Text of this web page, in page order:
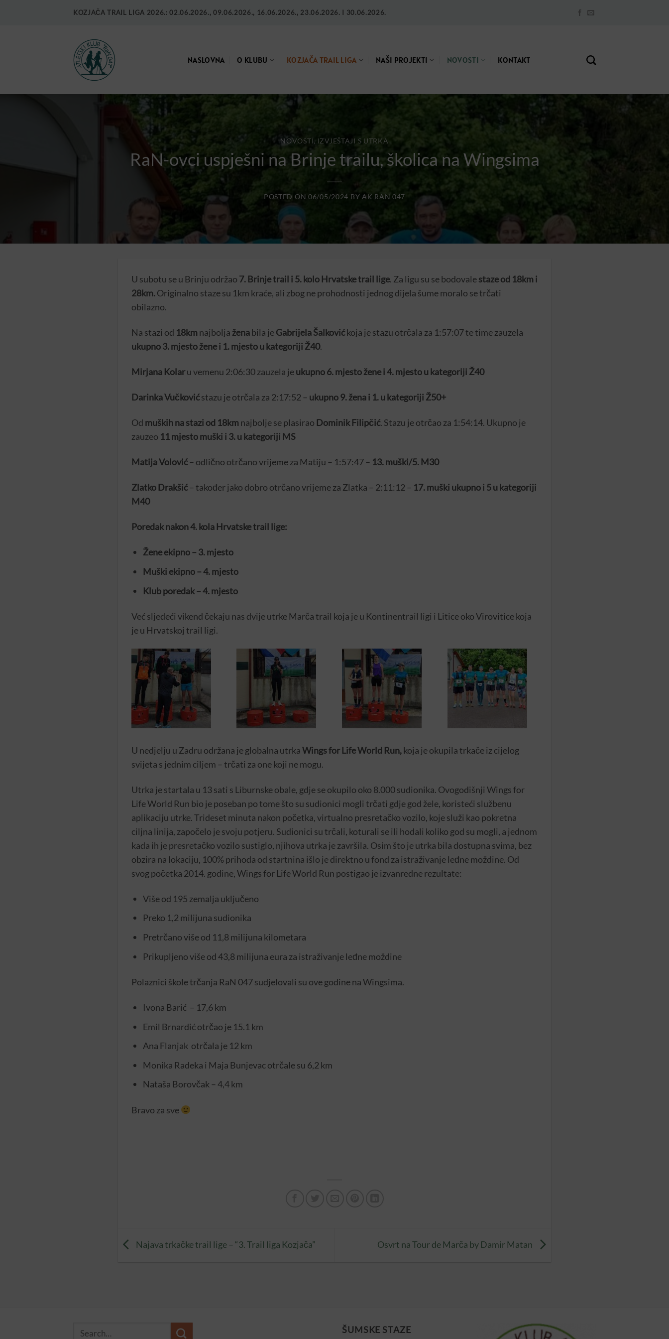
KOZJAČA TRAIL LIGA 2026.: 02.06.2026., 09.06.2026., 16.06.2026., 23.06.2026. I 30.06.2026.
NASLOVNA O KLUBU KOZJAČA TRAIL LIGA NAŠI PROJEKTI NOVOSTI KONTAKT
NOVOSTI, IZVJEŠTAJI S UTRKA
RaN-ovci uspješni na Brinje trailu, školica na Wingsima
POSTED ON 06/05/2024 BYAK RAN 047
U subotu se u Brinju održao 7. Brinje trail i 5. kolo Hrvatske trail lige. Za ligu su se bodovalestaze od 18km i
28km.Originalno staze su 1km kraće, ali zbog ne prohodnosti jednog dijela šume moralo se trčati
obilazno.
Na stazi od 18km najbolja ženabila jeGabrijela Šalkovićkoja je stazu otrčala za 1:57:07 te time zauzela
ukupno 3. mjesto žene i 1. mjesto u kategoriji Ž40.
Mirjana Kolaru vemenu 2:06:30 zauzela jeukupno 6. mjesto žene i 4. mjesto u kategoriji Ž40
Darinka Vučkovićstazu je otrčala za 2:17:52 – ukupno 9. žena i 1. u kategoriji Ž50+
Od muških na stazi od 18km najbolje se plasirao Dominik Filipčić. Stazu je otrčao za 1:54:14. Ukupno je
zauzeo 11 mjesto muški i 3. u kategoriji MS
Matija Volović– odlično otrčano vrijeme za Matiju – 1:57:47 – 13. muški/5. M30
Zlatko Drakšić– također jako dobro otrčano vrijeme za Zlatka – 2:11:12 – 17. muški ukupno i 5 u kategoriji
M40
Poredak nakon 4. kola Hrvatske trail lige:
Žene ekipno – 3. mjesto
Muški ekipno – 4. mjesto
Klub poredak – 4. mjesto
Već sljedeći vikend čekaju nas dvije utrke Marča trail koja je u Kontinentrail ligi i Litice oko Virovitice koja
je u Hrvatskoj trail ligi.
U nedjelju u Zadru održana je globalna utrkaWings for Life World Run,koja je okupila trkače iz cijelog
svijeta s jednim ciljem – trčati za one koji ne mogu.
Utrka je startala u 13 sati s Liburnske obale, gdje se okupilo oko 8.000 sudionika. Ovogodišnji Wings for
Life World Run bio je poseban po tome što su sudionici mogli trčati gdje god žele, koristeći službenu
aplikaciju utrke. Trideset minuta nakon početka, virtualno presretačko vozilo, koje služi kao pokretna
ciljna linija, započelo je svoju potjeru. Sudionici su trčali, koturali se ili hodali koliko god su mogli, a jednom
kada ih je presretačko vozilo sustiglo, njihova utrka je završila. Osim što je utrka bila dostupna svima, bez
obzira na lokaciju, 100% prihoda od startnina išlo je direktno u fond za istraživanje leđne moždine. Od
svog početka 2014. godine, Wings for Life World Run postigao je izvanredne rezultate:
Više od 195 zemalja uključeno
Preko 1,2 milijuna sudionika
Pretrčano više od 11,8 milijuna kilometara
Prikupljeno više od 43,8 milijuna eura za istraživanje leđne moždine
Polaznici škole trčanja RaN 047 sudjelovali su ove godine na Wingsima.
Ivona Barić – 17,6 km
Emil Brnardić otrčao je 15.1 km
Ana Flanjak otrčala je 12 km
Monika Radeka i Maja Bunjevac otrčale su 6,2 km
Nataša Borovčak – 4,4 km
Bravo za sve
Najava trkačke trail lige – “3. Trail liga Kozjača” Osvrt na Tour de Marča by Damir Matan
ŠUMSKE STAZE